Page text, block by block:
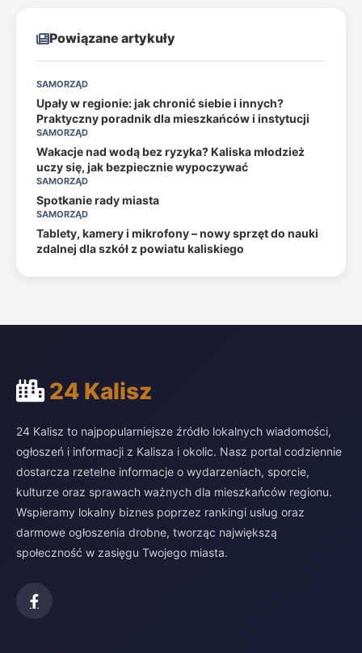
Powiązane artykuły
SAMORZĄD
Upały w regionie: jak chronić siebie i innych?
Praktyczny poradnik dla mieszkańców i instytucji
SAMORZĄD
Wakacje nad wodą bez ryzyka? Kaliska młodzież
uczy się, jak bezpiecznie wypoczywać
SAMORZĄD
Spotkanie rady miasta
SAMORZĄD
Tablety, kamery i mikrofony – nowy sprzęt do nauki
zdalnej dla szkół z powiatu kaliskiego
24 Kalisz
24 Kalisz to najpopularniejsze źródło lokalnych wiadomości,
ogłoszeń i informacji z Kalisza i okolic. Nasz portal codziennie
dostarcza rzetelne informacje o wydarzeniach, sporcie,
kulturze oraz sprawach ważnych dla mieszkańców regionu.
Wspieramy lokalny biznes poprzez rankingi usług oraz
darmowe ogłoszenia drobne, tworząc największą
społeczność w zasięgu Twojego miasta.